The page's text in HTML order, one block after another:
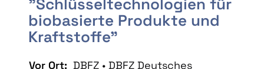
"Schlüsseltechnologien für
biobasierte Produkte und
Kraftstoffe"
Vor Ort: DBFZ • DBFZ Deutsches